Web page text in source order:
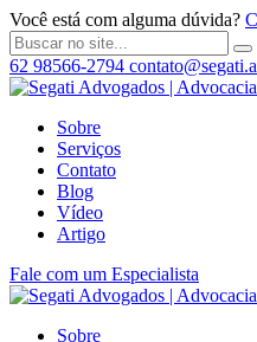
Você está com alguma dúvida?
62 98566-2794
Sobre
Serviços
Contato
Blog
Vídeo
Artigo
Fale com um Especialista
Sobre